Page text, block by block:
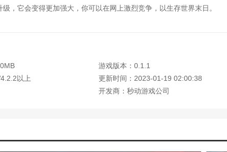
《英雄联盟》亡灵战神赛恩技能介绍(英雄联盟赛恩攻略)
《使命召唤》亡灵之袭模式怎么玩的(《使命召唤》亡灵之
《亡灵诡计》新手加点指南攻略(亡灵玩法)
风灵月影修改器按了没反应(风灵月影修改器按键冲突)
级，它会变得更加强大，你可以在网上激烈竞争，以生存世界末日。
玩？
成，每一场战斗都会有更多精彩瞬间。整场比赛非常精彩。
件重要的事情。这是消灭所有僵尸的关键。
游戏版本：0.1.1
以上
更新时间：2023-01-19 02:00:38
开发商：秒动游戏公司